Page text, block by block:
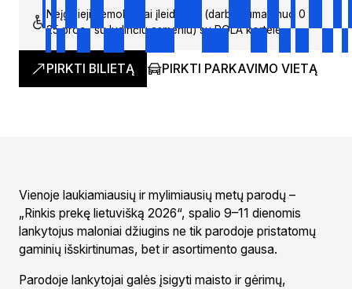
Neįgalieji nemokamai įleidžiami (darbingumas nuo 0 iki
25 proc., su lydinčiu asmeniu) su POLA kortele
PIRKTI BILIETĄ PIRKTI PARKAVIMO VIETĄ
Vienoje laukiamiausių ir mylimiausių metų parodų –
„Rinkis prekę lietuvišką 2026“, spalio 9–11 dienomis
lankytojus maloniai džiugins ne tik parodoje pristatomų
gaminių išskirtinumas, bet ir asortimento gausa.
Parodoje lankytojai galės įsigyti maisto ir gėrimų,